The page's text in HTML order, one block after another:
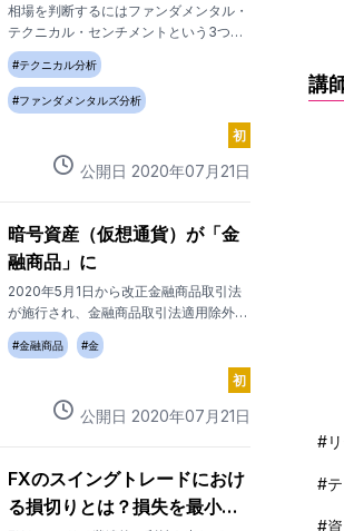
相場を判断するにはファンダメンタル・
テクニカル・センチメントという3つの
視点があります。 ファンダメンタルと
は、「失業者数が増えている」「工場の
生産数が減っている」などがあります。
#テクニカル分析
#ファンダメンタルズ分析
初
公開日 2020年07 月 21日
暗号資産（仮想通貨）が「金
融商品」に
2020年5月1日から改正金融商品取引法
が施行され、金融商品取引法適用除外だ
った暗号資産（仮想通貨）が、金融商品
の仲間入りをすることになりました。
名称も「仮想通貨」から「暗号資産」に
なりました。
#金融商品 #金
初
公開日 2020年07 月 21日
FXのスイングトレードにおけ
る損切りとは？損失を最小限
講
#
#
#